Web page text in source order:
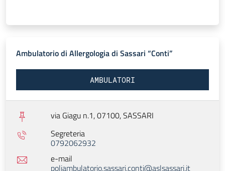
Ambulatorio di Allergologia di Sassari “Conti”
AMBULATORI
via Giagu n.1, 07100,SASSARI
Segreteria
0792062932
e-mail
poliambulatorio.sassari.conti@aslsassari.it